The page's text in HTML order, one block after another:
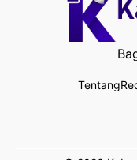
Tentang